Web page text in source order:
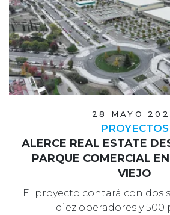
28 MAYO
PROYECTOS
ALERCE REAL ESTATE
PARQUE COMERCIAL
VIEJO
El proyecto contará con dos
diez operadores y 500